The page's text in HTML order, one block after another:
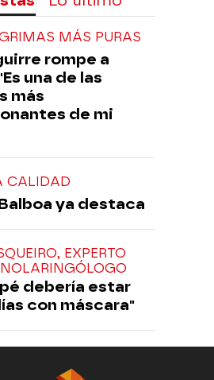
MÁS PURAS
rompe a
una de las
más
de mi
CALIDAD
ya destaca
EXPERTO
debería estar
con máscara"